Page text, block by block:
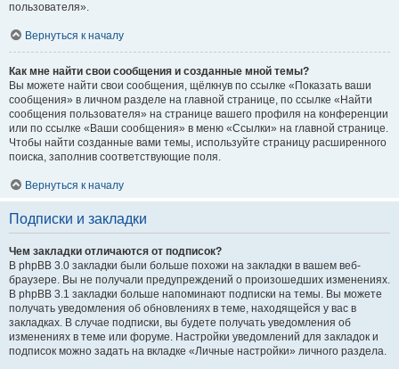
пользователя».
Вернуться к началу
Как мне найти свои сообщения и созданные мной темы?
Вы можете найти свои сообщения, щёлкнув по ссылке «Показать ваши
сообщения» в личном разделе на главной странице, по ссылке «Найти
сообщения пользователя» на странице вашего профиля на конференции
или по ссылке «Ваши сообщения» в меню «Ссылки» на главной странице.
Чтобы найти созданные вами темы, используйте страницу расширенного
поиска, заполнив соответствующие поля.
Вернуться к началу
Подписки и закладки
Чем закладки отличаются от подписок?
В phpBB 3.0 закладки были больше похожи на закладки в вашем веб-
браузере. Вы не получали предупреждений о произошедших изменениях.
В phpBB 3.1 закладки больше напоминают подписки на темы. Вы можете
получать уведомления об обновлениях в теме, находящейся у вас в
закладках. В случае подписки, вы будете получать уведомления об
изменениях в теме или форуме. Настройки уведомлений для закладок и
подписок можно задать на вкладке «Личные настройки» личного раздела.